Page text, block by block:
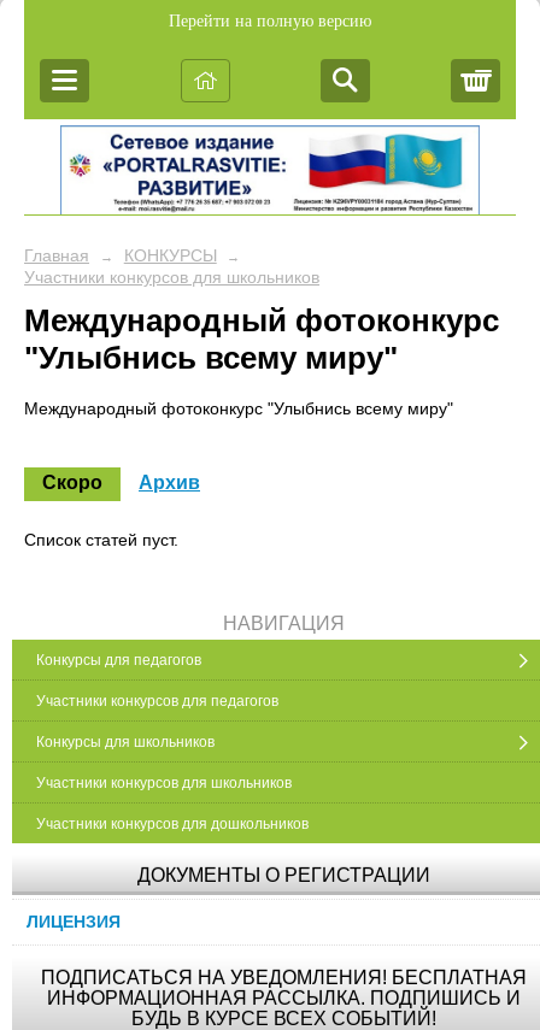
Перейти на полную версию
Главная → КОНКУРСЫ →
Участники конкурсов для школьников
Международный фотоконкурс
"Улыбнись всему миру"
Международный фотоконкурс "Улыбнись всему миру"
Скоро Архив
Список статей пуст.
НАВИГАЦИЯ
Конкурсы для педагогов
Участники конкурсов для педагогов
Конкурсы для школьников
Участники конкурсов для школьников
Участники конкурсов для дошкольников
ДОКУМЕНТЫ О РЕГИСТРАЦИИ
ЛИЦЕНЗИЯ
ПОДПИСАТЬСЯ НА УВЕДОМЛЕНИЯ! БЕСПЛАТНАЯ
ИНФОРМАЦИОННАЯ РАССЫЛКА. ПОДПИШИСЬ И
БУДЬ В КУРСЕ ВСЕХ СОБЫТИЙ!